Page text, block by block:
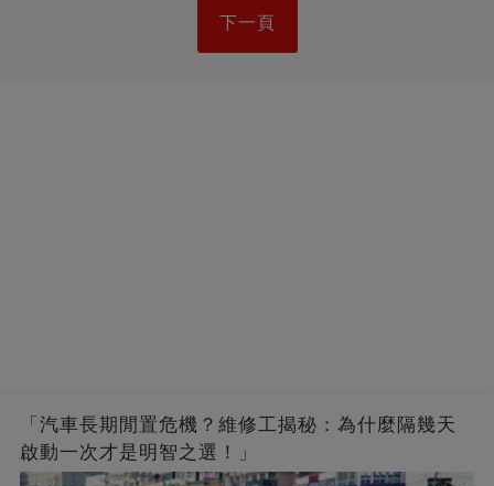
下一頁
「汽車長期閒置危機？維修工揭秘：為什麼隔幾天
啟動一次才是明智之選！」